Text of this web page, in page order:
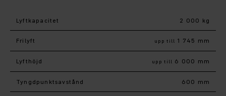
Lyftkapacitet 2 000 kg
Frilyft upp till 1 745 mm
Lyfthöjd upp till 6 000 mm
Tyngdpunktsavstånd 600 mm